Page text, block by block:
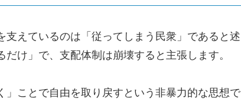
えているのは「従ってしまう民衆」であると述
け」で、支配体制は崩壊すると主張します。
ことで自由を取り戻すという非暴力的な思想で